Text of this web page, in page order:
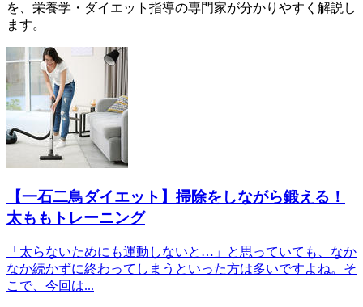
を、栄養学・ダイエット指導の専門家が分かりやすく解説し
ます。
【一石二鳥ダイエット】掃除をしながら鍛える！
太ももトレーニング
「太らないためにも運動しないと…」と思っていても、なか
なか続かずに終わってしまうといった方は多いですよね。そ
こで、今回は...